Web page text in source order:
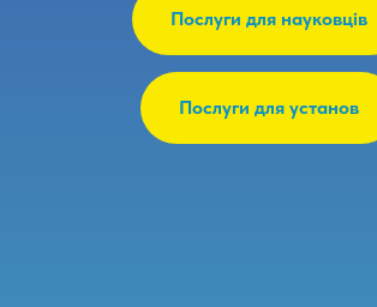
Послуги для науковців
Послуги для установ